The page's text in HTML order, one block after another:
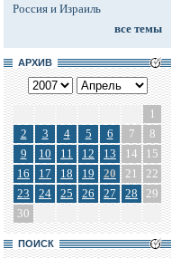
Россия и Израиль
все темы
АРХИВ
1
2
3 4 5 6 7
8
9
10 11 12 13 14
15
16
17 18 19 20 21
22
23
24 25 26 27 28
29
30
ПОИСК